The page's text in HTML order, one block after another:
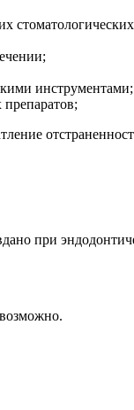
инструментами;
препаратов;
при